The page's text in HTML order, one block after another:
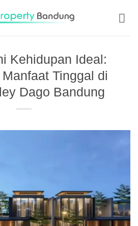
Kehidupan Ideal:
Tinggal di
Dago Bandung